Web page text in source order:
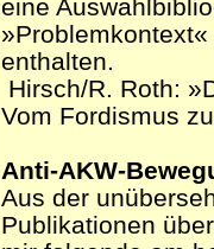
eine
enthalten.
Hirsch/R. Roth:
Vom Fordismus
Anti-AKW-
Aus der
Publikationen